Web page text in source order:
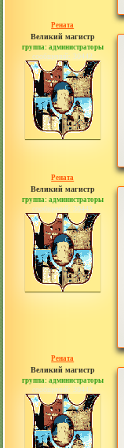
Рената
Великий магистр
группа: администраторы
сообщений: 30442
Рената
Великий магистр
группа: администраторы
сообщений: 30442
Рената
Великий магистр
группа: администраторы
сообщений: 30442